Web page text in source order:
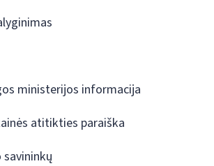
ministerijos informacija
atitikties paraiška